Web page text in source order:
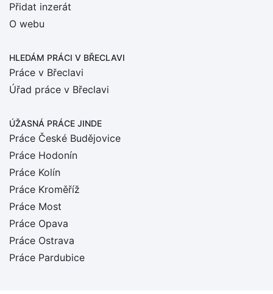
Přidat inzerát
O webu
HLEDÁM PRÁCI V BŘECLAVI
Práce v Břeclavi
Úřad práce v Břeclavi
ÚŽASNÁ PRÁCE JINDE
Práce České Budějovice
Práce Hodonín
Práce Kolín
Práce Kroměříž
Práce Most
Práce Opava
Práce Ostrava
Práce Pardubice